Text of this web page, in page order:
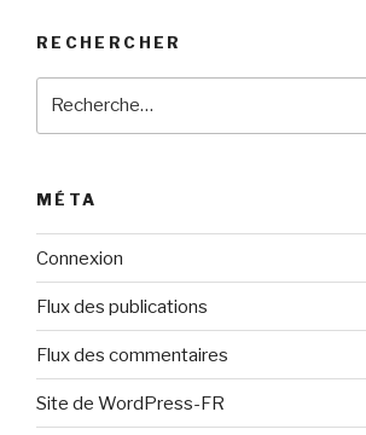
RECHERCHER
MÉTA
Connexion
Flux des publications
Flux des commentaires
Site de WordPress-FR